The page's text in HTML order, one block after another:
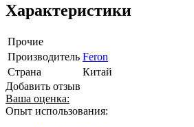
Характеристики
Прочие
Производитель Feron
Страна
Китай
Добавить отзыв
Ваша оценка:
Опыт использования: